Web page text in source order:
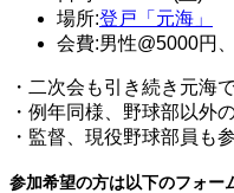
場所:登戸「元海」
会費:男性@5000円
・二次会も引き続き元海
・例年同様、野球部以外
・監督、現役野球部員も
参加希望の方は以下のフォー